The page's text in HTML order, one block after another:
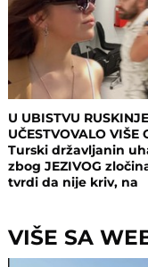
U UBISTVU RUSKINJE
UČESTVOVALO VIŠE
Turski državljanin
zbog JEZIVOG
tvrdi da nije kriv, na
odnosu bili
VIŠE SA